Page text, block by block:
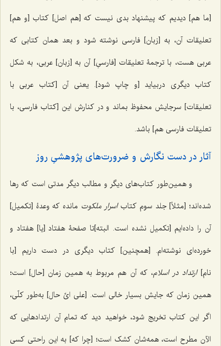
[ما هم] دیدیم که پیشنهاد بدی نیست که [هم اصل] کتاب [و هم]
تعلیقات آن، به [زبان] فارسی نوشته شود و بعد همان کتابی که
عربی هست، با ترجمۀ تعلیقات [فارسیِ] آن به [زبان] عربی، به شکل
کتاب دیگری دربیاید [و چاپ شود]. یعنی آن [کتاب عربی با
تعلیقات] سرجایش محفوظ بماند و در کنارش این [کتاب فارسی، با
تعلیقات فارسی هم] باشد.
آثار در دست نگارش و ضرورت‌های پژوهشیِ روز
و همین‌طور کتاب‌های دیگر و مطالب دیگر مدتی است که رها
شده‌اند؛ [مثلاً] جلد سوم کتاب اسرار ملکوت مانده که وعدۀ [تکمیل]
آن را داده‌ایم [تکمیل نشده است. البته]تا صفحۀ هفتاد [یا] هفتاد و
خورده‌ای نوشته‌ام. [همچنین] کتاب دیگری در دست داریم [با
نام]ارتداد در اسلام، که آن هم مربوط به همین زمان [حال] است؛
همین زمان که جایش بسیار خالی است. [علی ایِّ حال] به‌طور کلّی،
اگر این کتاب تخریج شود، خواهید دید که تمام آن ارتدادهایی که
الآن مطرح است، همه‌شان کشک است؛ [چرا که] به‌ این راحتی کسی